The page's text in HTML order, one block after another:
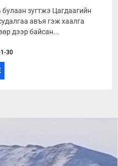
булаан зугтжэ Цагдаагийн
авъя гэж хаалга
дээр байсан...
30